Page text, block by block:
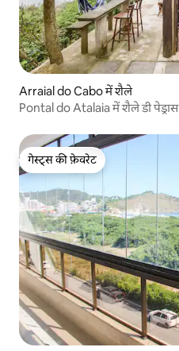
Arraial do Cabo में शैले
Pontal do Atalaia में शैले डी पेड्रास
गेस्ट्स की फ़ेवरेट
गेस्ट्स की फ़ेवरेट